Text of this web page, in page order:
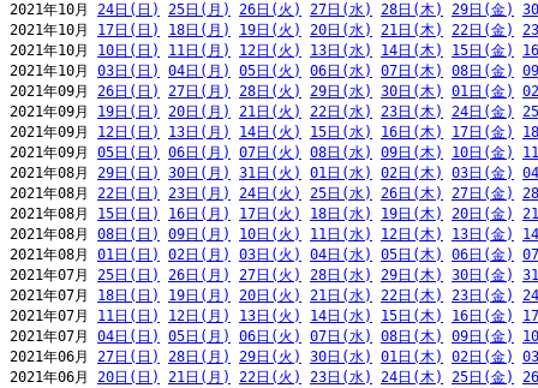
2021年10月 24日(日) 25日(月) 26日(火) 27日(水) 28日(木) 29日(金)
2021年10月 17日(日) 18日(月) 19日(火) 20日(水) 21日(木) 22日(金)
2021年10月 10日(日) 11日(月) 12日(火) 13日(水) 14日(木) 15日(金)
2021年10月 03日(日) 04日(月) 05日(火) 06日(水) 07日(木) 08日(金)
2021年09月 26日(日) 27日(月) 28日(火) 29日(水) 30日(木) 01日(金)
2021年09月 19日(日) 20日(月) 21日(火) 22日(水) 23日(木) 24日(金)
2021年09月 12日(日) 13日(月) 14日(火) 15日(水) 16日(木) 17日(金)
2021年09月 05日(日) 06日(月) 07日(火) 08日(水) 09日(木) 10日(金)
2021年08月 29日(日) 30日(月) 31日(火) 01日(水) 02日(木) 03日(金)
2021年08月 22日(日) 23日(月) 24日(火) 25日(水) 26日(木) 27日(金)
2021年08月 15日(日) 16日(月) 17日(火) 18日(水) 19日(木) 20日(金)
2021年08月 08日(日) 09日(月) 10日(火) 11日(水) 12日(木) 13日(金)
2021年08月 01日(日) 02日(月) 03日(火) 04日(水) 05日(木) 06日(金)
2021年07月 25日(日) 26日(月) 27日(火) 28日(水) 29日(木) 30日(金)
2021年07月 18日(日) 19日(月) 20日(火) 21日(水) 22日(木) 23日(金)
2021年07月 11日(日) 12日(月) 13日(火) 14日(水) 15日(木) 16日(金)
2021年07月 04日(日) 05日(月) 06日(火) 07日(水) 08日(木) 09日(金)
2021年06月 27日(日) 28日(月) 29日(火) 30日(水) 01日(木) 02日(金)
2021年06月 20日(日) 21日(月) 22日(火) 23日(水) 24日(木) 25日(金)